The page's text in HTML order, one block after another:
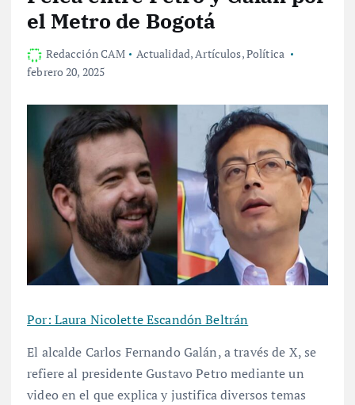
el Metro de Bogotá
Redacción CAM Actualidad,Artículos,Política
febrero 20, 2025
Por: Laura Nicolette Escandón Beltrán
El alcalde Carlos Fernando Galán, a través de X, se
refiere al presidente Gustavo Petro mediante un
video en el que explica y justifica diversos temas